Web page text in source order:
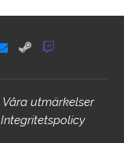
Våra utmärkelser
Integritetspolicy